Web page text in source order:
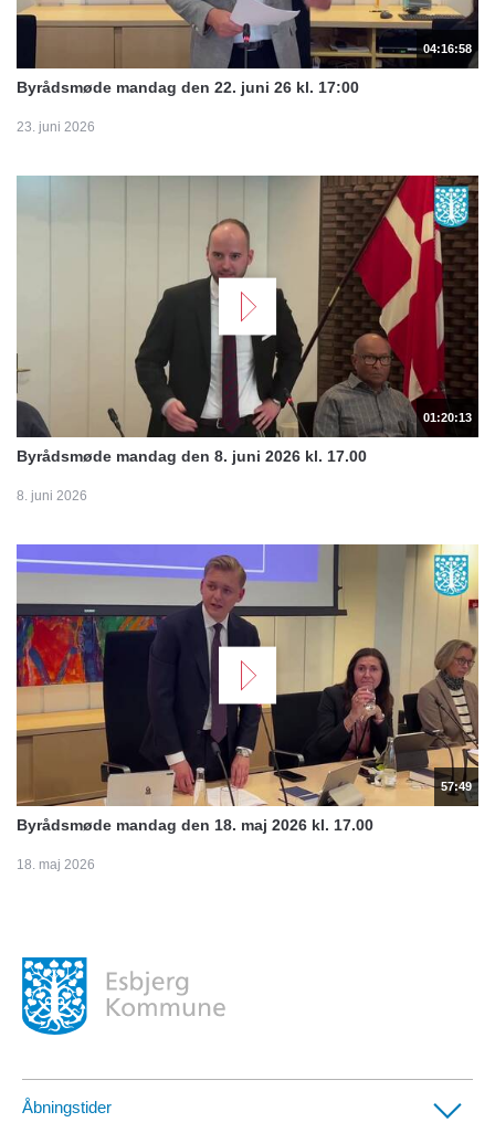
04:16:58
Byrådsmøde mandag den 22. juni 26 kl. 17:00
23. juni 2026
01:20:13
Byrådsmøde mandag den 8. juni 2026 kl. 17.00
8. juni 2026
57:49
Byrådsmøde mandag den 18. maj 2026 kl. 17.00
18. maj 2026
Åbningstider